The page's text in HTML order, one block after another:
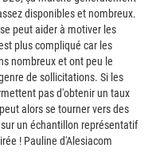
disponibles et nombreux.
peut aider à motiver les
plus compliqué car les
nombreux et ont peu le
de sollicitations. Si les
pas d'obtenir un taux
alors se tourner vers des
un échantillon représentatif
! Pauline d'Alesiacom